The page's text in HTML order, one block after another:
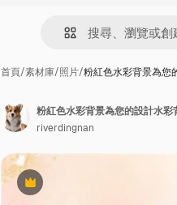
首頁/素材庫/照片/粉紅色水彩背景為您
Premium
粉紅色水彩背景為您的設計水彩
riverdingnan